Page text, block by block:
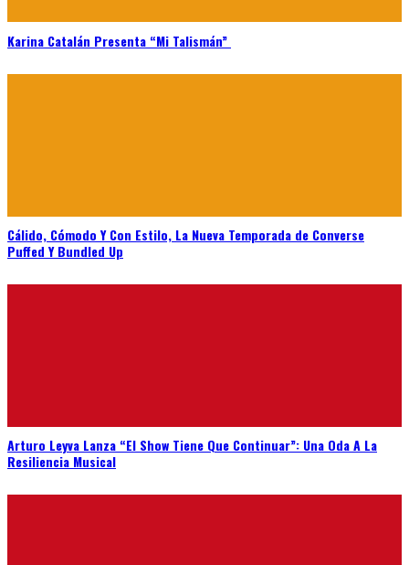
Karina Catalán Presenta “Mi Talismán”
Cálido, Cómodo Y Con Estilo, La Nueva Temporada de Converse
Puffed Y Bundled Up
Arturo Leyva Lanza “El Show Tiene Que Continuar”: Una Oda A La
Resiliencia Musical